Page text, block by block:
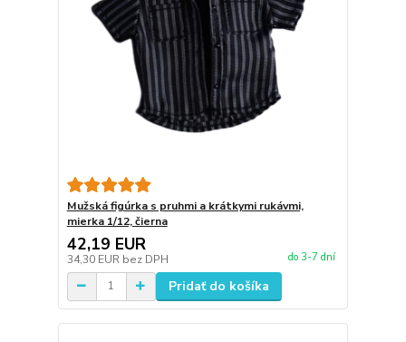
Mužská figúrka s pruhmi a krátkymi rukávmi,
mierka 1/12, čierna
42,19 EUR
34,30 EUR bez DPH do 3-7 dní
Pridať do košíka